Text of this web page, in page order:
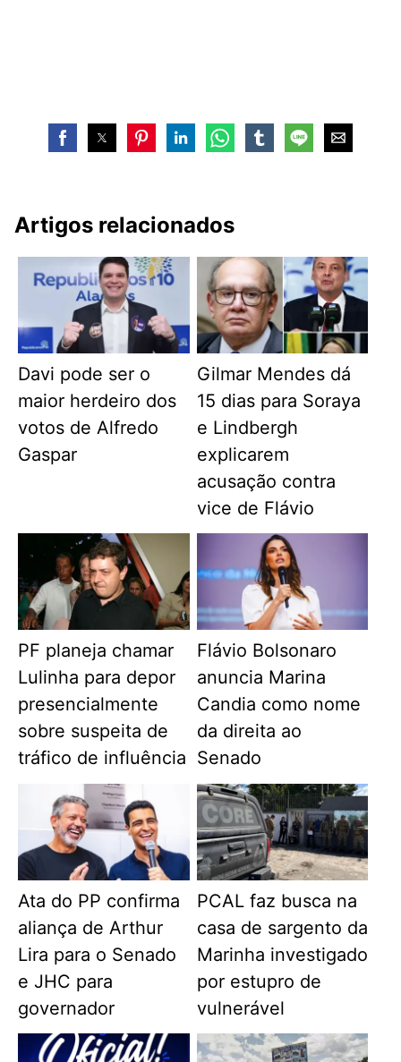
Artigos relacionados
Davi pode ser o
maior herdeiro dos
votos de Alfredo
Gaspar
Gilmar Mendes dá
15 dias para Soraya
e Lindbergh
explicarem
acusação contra
vice de Flávio
PF planeja chamar
Lulinha para depor
presencialmente
sobre suspeita de
tráfico de influência
Flávio Bolsonaro
anuncia Marina
Candia como nome
da direita ao
Senado
Ata do PP confirma
aliança de Arthur
Lira para o Senado
e JHC para
governador
PCAL faz busca na
casa de sargento da
Marinha investigado
por estupro de
vulnerável